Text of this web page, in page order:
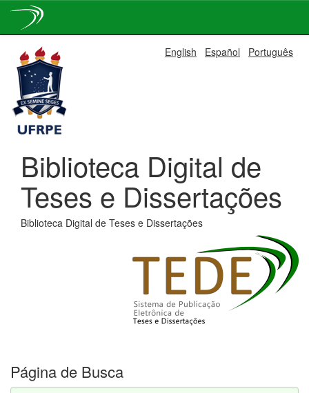
navigation
English Español Português
Biblioteca Digital de
Teses e Dissertações
Biblioteca Digital de Teses e Dissertações
Página de Busca